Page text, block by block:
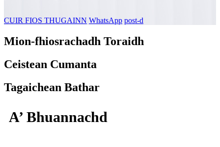
CUIR FIOS THUGAINN WhatsApp post-d
Mion-fhiosrachadh Toraidh
Ceistean Cumanta
Tagaichean Bathar
A’ Bhuannachd